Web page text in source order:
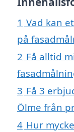
1 Vad kan
på
2 Få alltid
3 Få 3
Ölme från
4 Hur